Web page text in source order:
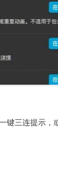
三连提示，